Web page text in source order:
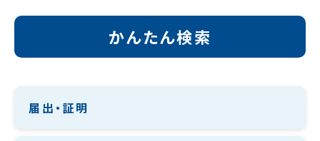
かんたん検索
届出・証明